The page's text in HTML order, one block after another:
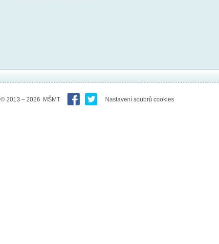
© 2013 – 2026 MŠMT Nastavení soubrů cookies